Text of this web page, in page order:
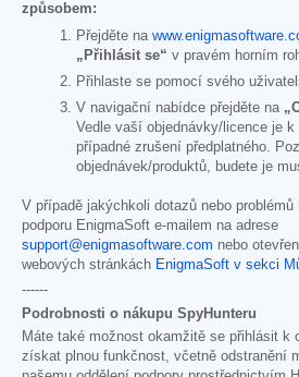
způsobem:
Přejděte na
„Přihlásit se“ v pravém horním
Přihlaste se pomocí svého
V navigační nabídce přejděte na
Vedle vaší objednávky/licence je
případné zrušení předplatného.
objednávek/produktů, budete je
V případě jakýchkoli dotazů nebo
podporu EnigmaSoft e-mailem na adrese
support@enigmasoftware.com nebo
webových stránkách EnigmaSoft v sekci
------
Podrobnosti o nákupu SpyHunteru
Máte také možnost okamžitě se přihlásit k
získat plnou funkčnost, včetně odstranění